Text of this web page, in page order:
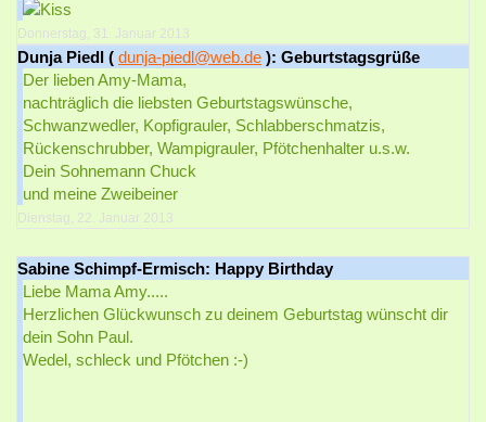
Donnerstag, 31. Januar 2013
Dunja Piedl ( dunja-piedl@web.de ): Geburtstagsgrüße
Der lieben Amy-Mama,
nachträglich die liebsten Geburtstagswünsche,
Schwanzwedler, Kopfigrauler, Schlabberschmatzis,
Rückenschrubber, Wampigrauler, Pfötchenhalter u.s.w.
Dein Sohnemann Chuck
und meine Zweibeiner
Dienstag, 22. Januar 2013
Sabine Schimpf-Ermisch: Happy Birthday
Liebe Mama Amy.....
Herzlichen Glückwunsch zu deinem Geburtstag wünscht dir
dein Sohn Paul.
Wedel, schleck und Pfötchen :-)